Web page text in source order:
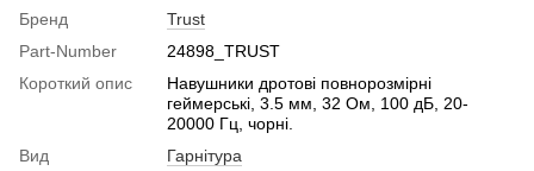
Бренд
Trust
Part-Number
24898_TRUST
Короткий опис
Навушники дротові повнорозмірні
геймерські, 3.5 мм, 32 Ом, 100 дБ, 20-
20000 Гц, чорні.
Вид
Гарнітура